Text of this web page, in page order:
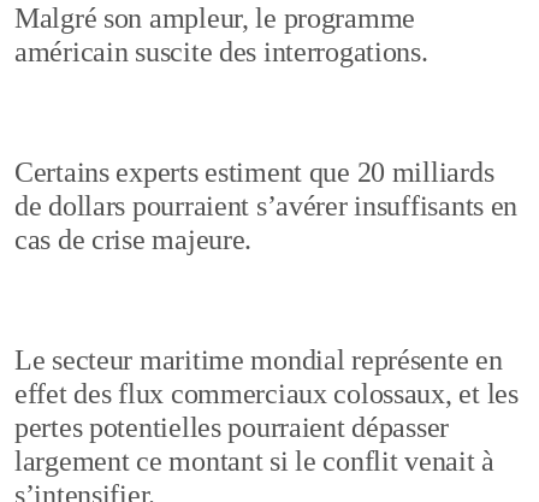
Malgré son ampleur, le programme
américain suscite des interrogations.
Certains experts estiment que 20 milliards
de dollars pourraient s’avérer insuffisants en
cas de crise majeure.
Le secteur maritime mondial représente en
effet des flux commerciaux colossaux, et les
pertes potentielles pourraient dépasser
largement ce montant si le conflit venait à
s’intensifier.